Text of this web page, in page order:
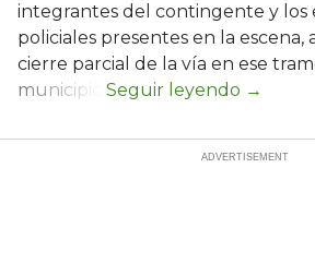
integrantes del contingente y los
policiales presentes en la escena,
cierre parcial de la vía en ese
municipio.